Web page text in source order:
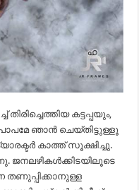
കട്ടപ്പയും,
ഞാൻ ചെയ്തിട്ടുള്ളൂ
കാത്ത് സൂക്ഷിച്ചു.
ജനലഴികൾക്കിടയിലൂടെ
തണുപ്പിക്കാനുള്ള